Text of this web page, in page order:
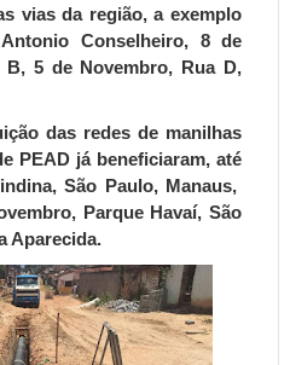
vias da região, a exemplo
Conselheiro, 8 de
B, 5 de Novembro, Rua D,
das redes de manilhas
PEAD já beneficiaram, até
São Paulo, Manaus,
Parque Havaí, São
Aparecida.